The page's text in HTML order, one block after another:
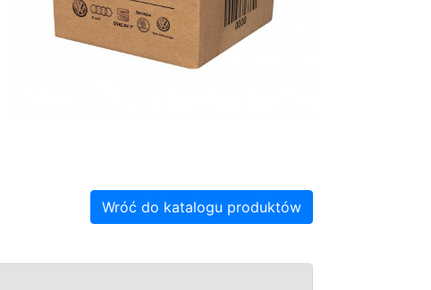
Wróć do katalogu produktów